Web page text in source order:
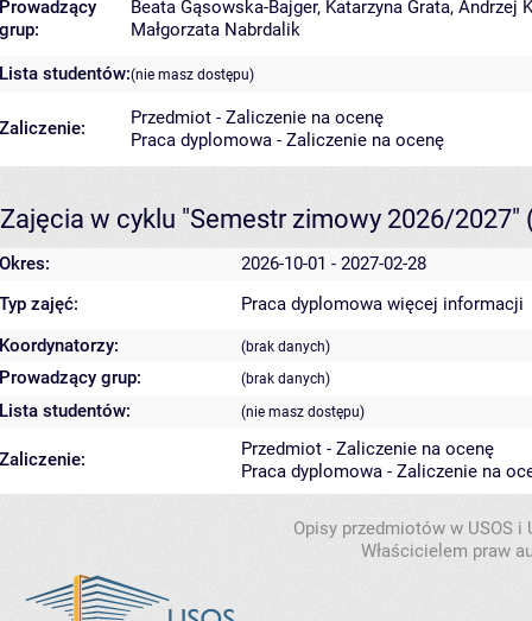
Prowadzący
grup:
Beata Gąsowska-Bajger, Katarzyna Grata, Andrzej
Małgorzata Nabrdalik
Lista studentów:(nie masz dostępu)
Zaliczenie:
Przedmiot - Zaliczenie na ocenę
Praca dyplomowa - Zaliczenie na ocenę
Zajęcia w cyklu "Semestr zimowy 2026/2027"
Okres:
2026-10-01 - 2027-02-28
Typ zajęć:
Praca dyplomowa więcej informacji
Koordynatorzy:
(brak danych)
Prowadzący grup: (brak danych)
Lista studentów: (nie masz dostępu)
Zaliczenie:
Przedmiot - Zaliczenie na ocenę
Praca dyplomowa - Zaliczenie na
Opisy przedmiotów w USOS
Właścicielem praw